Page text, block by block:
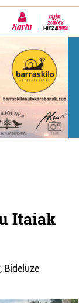
Sartu
Itaiak
Bideluze